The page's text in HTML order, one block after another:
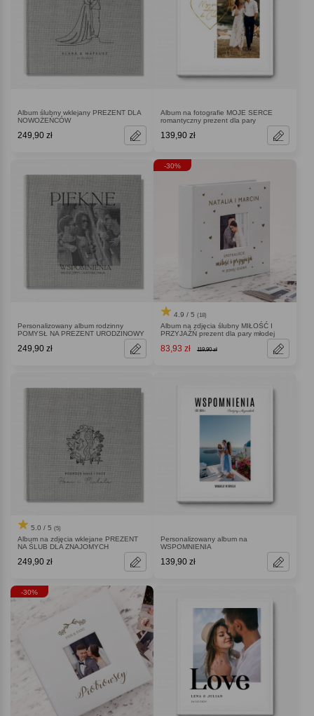
Album ślubny wklejany PREZENT DLA
NOWOŻEŃCÓW
249,90 zł
Album na fotografie MOJE SERCE
romantyczny prezent dla pary
139,90 zł
Personalizowany album rodzinny
POMYSŁ NA PREZENT URODZINOWY
249,90 zł
-30%
4.9 / 5 (18)
Album na zdjęcia ślubny MIŁOŚĆ I
PRZYJAŹŃ prezent dla pary młodej
83,93 zł 119,90 zł
5.0 / 5 (5)
Album na zdjęcia wklejane PREZENT
NA ŚLUB DLA ZNAJOMYCH
249,90 zł
Personalizowany album na
WSPOMNIENIA
139,90 zł
-30%